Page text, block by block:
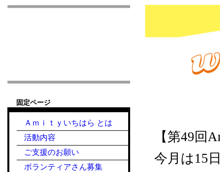
【第49回
今月は15
固定ページ
Ａｍｉｔｙいちはら とは
活動内容
ご支援のお願い
ボランティアさん募集